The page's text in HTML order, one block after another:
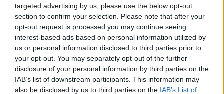
targeted advertising by us, please use the below opt-out
section to confirm your selection. Please note that after your
opt-out request is processed you may continue seeing
interest-based ads based on personal information utilized by
us or personal information disclosed to third parties prior to
your opt-out. You may separately opt-out of the further
disclosure of your personal information by third parties on the
IAB’s list of downstream participants. This information may
also be disclosed by us to third parties on the IAB’s List of
Címkék:birka egotrip bárd bocuse birkafej